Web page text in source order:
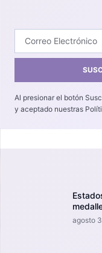
Al presionar el botón
y aceptado nuestras
agosto